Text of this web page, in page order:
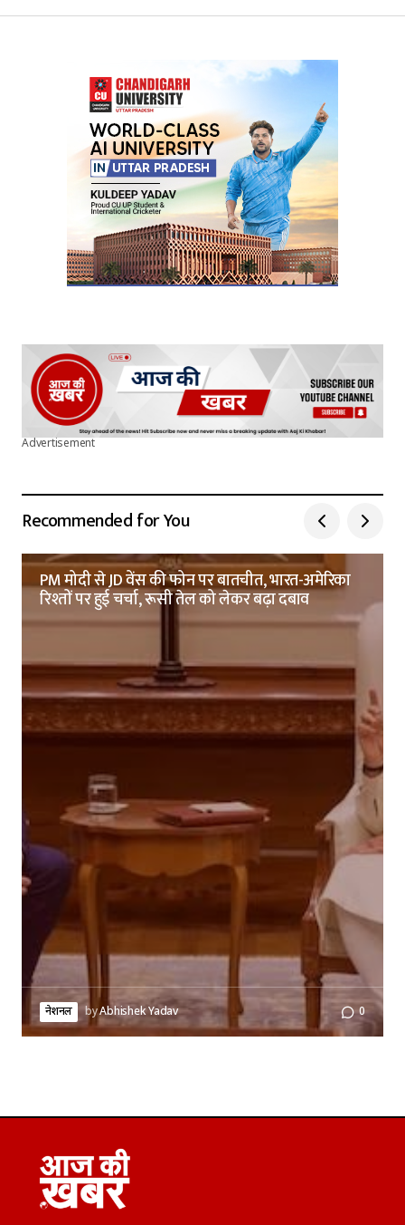
Your E-mail*
Submit Comment
Advertisement
Recommended for You
PM मोदी से JD वेंस की फोन पर बातचीत, भारत-अमेरिका
रिश्तों पर हुई चर्चा, रूसी तेल को लेकर बढ़ा दबाव
नेशनल byAbhishek Yadav 0